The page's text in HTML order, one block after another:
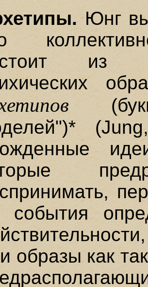
Юнг
из
события
образы как